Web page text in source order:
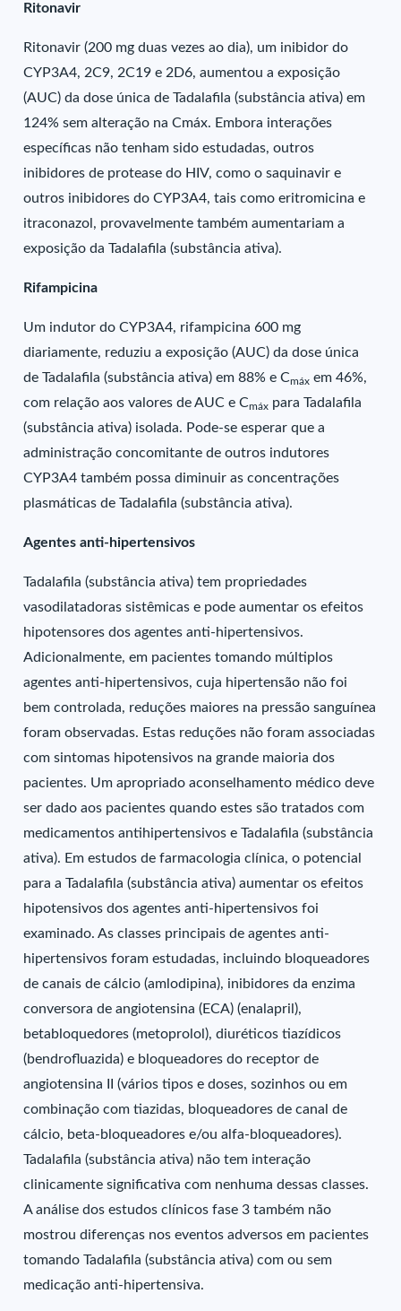
Ritonavir
Ritonavir (200 mg duas vezes ao dia), um inibidor do
CYP3A4, 2C9, 2C19 e 2D6, aumentou a exposição
(AUC) da dose única de Tadalafila (substância ativa) em
124% sem alteração na Cmáx. Embora interações
específicas não tenham sido estudadas, outros
inibidores de protease do HIV, como o saquinavir e
outros inibidores do CYP3A4, tais como eritromicina e
itraconazol, provavelmente também aumentariam a
exposição da Tadalafila (substância ativa).
Rifampicina
Um indutor do CYP3A4, rifampicina 600 mg
diariamente, reduziu a exposição (AUC) da dose única
de Tadalafila (substância ativa) em 88% e Cmáx em 46%,
com relação aos valores de AUC e Cmáx para Tadalafila
(substância ativa) isolada. Pode-se esperar que a
administração concomitante de outros indutores
CYP3A4 também possa diminuir as concentrações
plasmáticas de Tadalafila (substância ativa).
Agentes anti-hipertensivos
Tadalafila (substância ativa) tem propriedades
vasodilatadoras sistêmicas e pode aumentar os efeitos
hipotensores dos agentes anti-hipertensivos.
Adicionalmente, em pacientes tomando múltiplos
agentes anti-hipertensivos, cuja hipertensão não foi
bem controlada, reduções maiores na pressão sanguínea
foram observadas. Estas reduções não foram associadas
com sintomas hipotensivos na grande maioria dos
pacientes. Um apropriado aconselhamento médico deve
ser dado aos pacientes quando estes são tratados com
medicamentos antihipertensivos e Tadalafila (substância
ativa). Em estudos de farmacologia clínica, o potencial
para a Tadalafila (substância ativa) aumentar os efeitos
hipotensivos dos agentes anti-hipertensivos foi
examinado. As classes principais de agentes anti-
hipertensivos foram estudadas, incluindo bloqueadores
de canais de cálcio (amlodipina), inibidores da enzima
conversora de angiotensina (ECA) (enalapril),
betabloquedores (metoprolol), diuréticos tiazídicos
(bendrofluazida) e bloqueadores do receptor de
angiotensina II (vários tipos e doses, sozinhos ou em
combinação com tiazidas, bloqueadores de canal de
cálcio, beta-bloqueadores e/ou alfa-bloqueadores).
Tadalafila (substância ativa) não tem interação
clinicamente significativa com nenhuma dessas classes.
A análise dos estudos clínicos fase 3 também não
mostrou diferenças nos eventos adversos em pacientes
tomando Tadalafila (substância ativa) com ou sem
medicação anti-hipertensiva.